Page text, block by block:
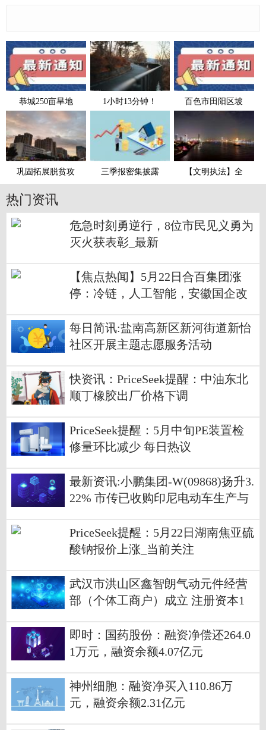
恭城250亩旱地 1小时13分钟！ 百色市田阳区坡
巩固拓展脱贫攻 三季报密集披露 【文明执法】全
热门资讯
危急时刻勇逆行，8位市民见义勇为
灭火获表彰_最新
【焦点热闻】5月22日合百集团涨
停：冷链，人工智能，安徽国企改
每日简讯:盐南高新区新河街道新怡
社区开展主题志愿服务活动
快资讯：PriceSeek提醒：中油东北
顺丁橡胶出厂价格下调
PriceSeek提醒：5月中旬PE装置检
修量环比减少 每日热议
最新资讯:小鹏集团-W(09868)扬升3.
22% 市传已收购印尼电动车生产与
PriceSeek提醒：5月22日湖南焦亚硫
酸钠报价上涨_当前关注
武汉市洪山区鑫智朗气动元件经营
部（个体工商户）成立 注册资本1
即时：国药股份：融资净偿还264.0
1万元，融资余额4.07亿元
神州细胞：融资净买入110.86万
元，融资余额2.31亿元